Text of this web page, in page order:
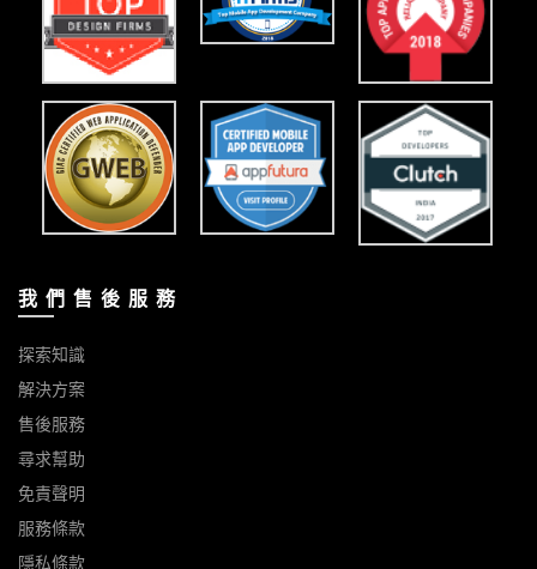
我 們 售 後 服 務
探索知識
解決方案
售後服務
尋求幫助
免責聲明
服務條款
隱私條款